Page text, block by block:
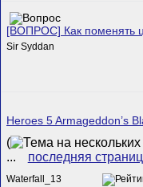
[ВОПРОС] Как поменять
Sir Syddan
Heroes 5 Armageddon’s
(
...
последняя
Waterfall_13